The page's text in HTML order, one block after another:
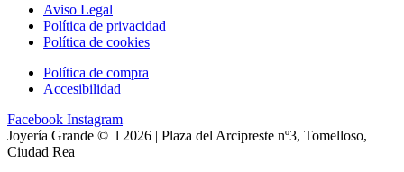
Aviso Legal
Política de privacidad
Política de cookies
Política de compra
Accesibilidad
Facebook Instagram
Joyería Grande © l 2026 | Plaza del Arcipreste nº3, Tomelloso,
Ciudad Rea